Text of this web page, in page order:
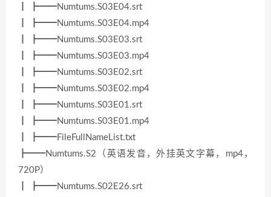
┃ ┣━━Numtums.S03E04.srt
┃ ┣━━Numtums.S03E04.mp4
┃ ┣━━Numtums.S03E03.srt
┃ ┣━━Numtums.S03E03.mp4
┃ ┣━━Numtums.S03E02.srt
┃ ┣━━Numtums.S03E02.mp4
┃ ┣━━Numtums.S03E01.srt
┃ ┣━━Numtums.S03E01.mp4
┃ ┣━━FileFullNameList.txt
┣━━Numtums.S2（英语发音，外挂英文字幕，mp4，
720P）
┃ ┣━━Numtums.S02E26.srt